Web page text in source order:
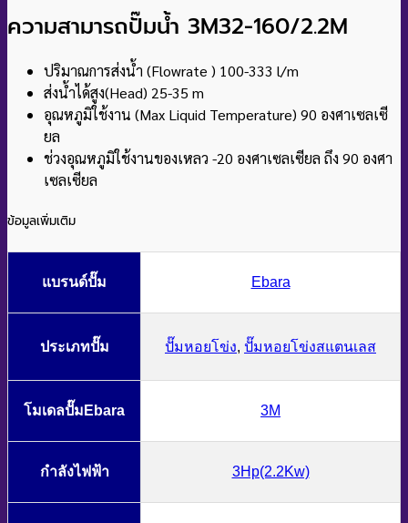
ความสามารถปั๊มน้ำ 3M32-160/2.2M
ปริมาณการส่งน้ำ (Flowrate ) 100-333 l/m
ส่งน้ำได้สูง(Head) 25-35 m
อุณหภูมิใช้งาน (Max Liquid Temperature) 90 องศาเซลเซี
ยล
ช่วงอุณหภูมิใช้งานของเหลว -20 องศาเซลเซียล ถึง 90 องศา
เซลเซียล
ข้อมูลเพิ่มเติม
แบรนด์ปั๊ม Ebara
ประเภทปั๊ม ปั๊มหอยโข่ง, ปั๊มหอยโข่งสแตนเลส
โมเดลปั๊มEbara 3M
กำลังไฟฟ้า 3Hp(2.2Kw)